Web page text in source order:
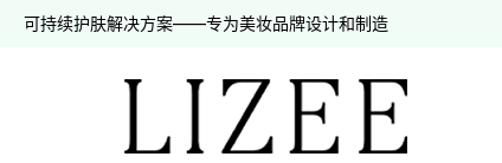
可持续护肤解决方案——专为美妆品牌设计和制造